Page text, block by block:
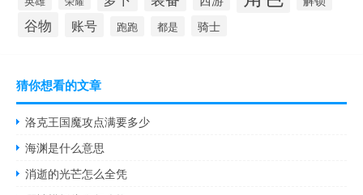
谷物 账号 跑跑 都是 骑士
猜你想看的文章
洛克王国魔攻点满要多少
海渊是什么意思
消逝的光芒怎么全凭